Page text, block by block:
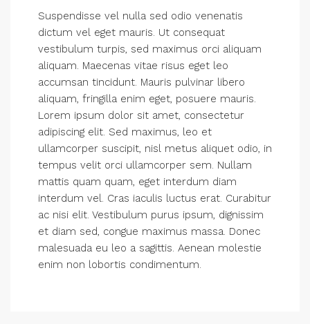
Suspendisse vel nulla sed odio venenatis
dictum vel eget mauris. Ut consequat
vestibulum turpis, sed maximus orci aliquam
aliquam. Maecenas vitae risus eget leo
accumsan tincidunt. Mauris pulvinar libero
aliquam, fringilla enim eget, posuere mauris.
Lorem ipsum dolor sit amet, consectetur
adipiscing elit. Sed maximus, leo et
ullamcorper suscipit, nisl metus aliquet odio, in
tempus velit orci ullamcorper sem. Nullam
mattis quam quam, eget interdum diam
interdum vel. Cras iaculis luctus erat. Curabitur
ac nisi elit. Vestibulum purus ipsum, dignissim
et diam sed, congue maximus massa. Donec
malesuada eu leo a sagittis. Aenean molestie
enim non lobortis condimentum.